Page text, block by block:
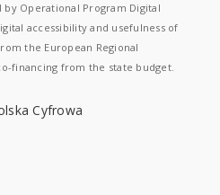
by Operational Program Digital
accessibility and usefulness of
the European Regional
financing from the state budget.